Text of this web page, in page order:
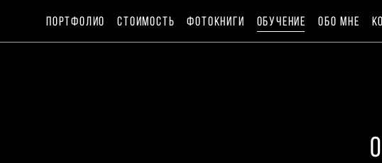
ПОРТФОЛИО СТОИМОСТЬ ФОТОКНИГИ ОБУЧЕНИЕ ОБО МНЕ
ПОРТФОЛИО СТОИМОСТЬ ФОТОКНИГИ ОБУЧЕНИЕ ОБО МНЕ